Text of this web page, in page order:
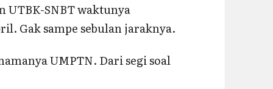
UTBK-SNBT waktunya
Gak sampe sebulan jaraknya.
UMPTN. Dari segi soal